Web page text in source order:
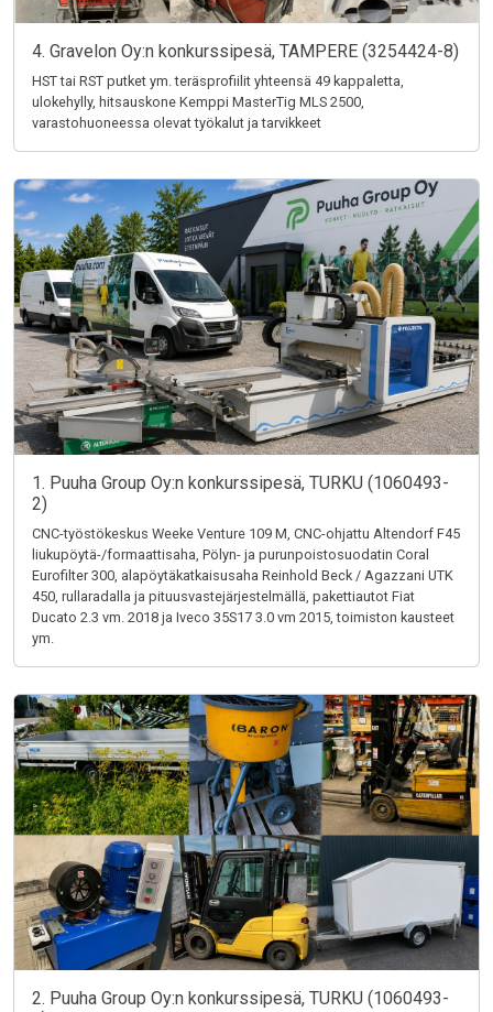
4. Gravelon Oy:n konkurssipesä, TAMPERE (3254424-8)
HST tai RST putket ym. teräsprofiilit yhteensä 49 kappaletta,
ulokehylly, hitsauskone Kemppi MasterTig MLS 2500,
varastohuoneessa olevat työkalut ja tarvikkeet
1. Puuha Group Oy:n konkurssipesä, TURKU (1060493-
2)
CNC-työstökeskus Weeke Venture 109 M, CNC-ohjattu Altendorf F45
liukupöytä-/formaattisaha, Pölyn- ja purunpoistosuodatin Coral
Eurofilter 300, alapöytäkatkaisusaha Reinhold Beck / Agazzani UTK
450, rullaradalla ja pituusvastejärjestelmällä, pakettiautot Fiat
Ducato 2.3 vm. 2018 ja Iveco 35S17 3.0 vm 2015, toimiston kausteet
ym.
2. Puuha Group Oy:n konkurssipesä, TURKU (1060493-